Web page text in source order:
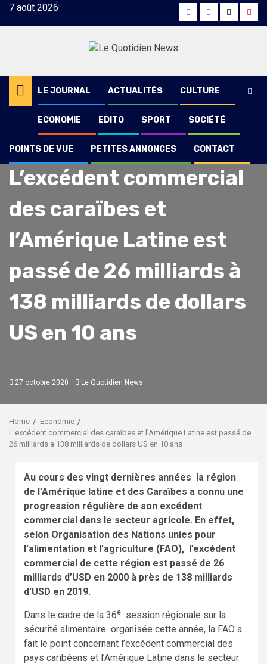
Skip7 août 2026 FacebookInstagram
Twitter
LE JOURNAL ACTUALITÉS CULTURE
ECONOMIE EDITO SPORT SOCIÉTÉ
POINTS DE VUE PETITES ANNONCES CONTACT
Economie
L’excédent commercial
des caraïbes et
l’Amérique Latine est
passé de 26 milliards à
138 milliards de dollars
US en 10 ans
27 octobre 2020 Le Quotidien News
Home
Economie
L’excédent commercial des caraïbes et l’Amérique Latine est passé de
26 milliards à 138 milliards de dollars US en 10 ans
Au cours des vingt dernières années la région
de l’Amérique latine et des Caraïbes a connu une
progression régulière de son excédent
commercial dans le secteur agricole. En effet,
selon Organisation des Nations unies pour
l’alimentation et l’agriculture (FAO), l’excédent
commercial de cette région est passé de 26
milliards d’USD en 2000 à près de 138 milliards
d’USD en 2019.
Dans le cadre de la 36e
session régionale sur la
sécurité alimentaire organisée cette année, la FAO a
fait le point concernant l’excédent commercial des
pays caribéens et l’Amérique Latine dans le secteur